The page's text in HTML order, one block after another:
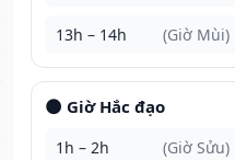
13h – 14h (Giờ Mùi)
🌑 Giờ Hắc đạo
1h – 2h (Giờ Sửu)